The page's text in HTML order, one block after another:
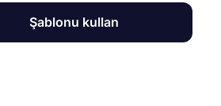
Şablonu kullan